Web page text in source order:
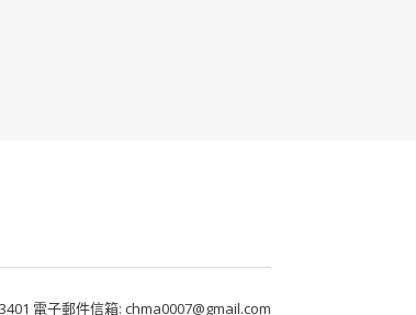
電子郵件信箱: chma0007@gmail.com